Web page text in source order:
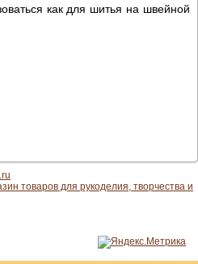
как для шитья на швейной
товаров для рукоделия, творчества и